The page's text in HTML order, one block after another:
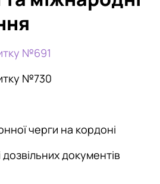
№691
№730
черги на кордоні
документів